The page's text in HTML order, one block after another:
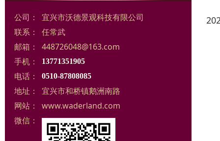
公司：
宜兴市沃德景观科技有限公司
联系：
任常武
邮箱：
448726048@163.com
手机：
13771351905
电话： 0510-87808085
地址：
宜兴市和桥镇鹅洲南路
网站：
www.waderland.com
微信：